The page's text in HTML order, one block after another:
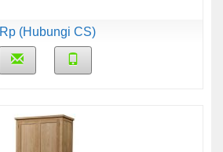
Rp (Hubungi CS)